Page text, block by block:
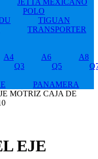
JETTA MEXICANO
POLO
TIGUAN
TRANSPORTER
A4 A6
A8
Q3 Q5
PANAMERA
MOTRIZ CAJA DE
EJE